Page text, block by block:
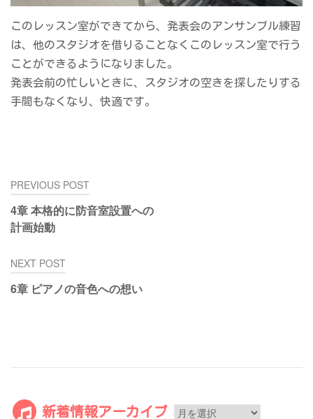
このレッスン室ができてから、発表会のアンサンブル練習
は、他のスタジオを借りることなくこのレッスン室で行う
ことができるようになりました。
発表会前の忙しいときに、スタジオの空きを探したりする
手間もなくなり、快適です。
投
稿
ナ
ビ
ー
シ
PREVIOUS POST
4章 本格的に防音室設置への
計画始動
NEXT POST
6章 ピアノの音色への想い
新着情報アーカイブ
新